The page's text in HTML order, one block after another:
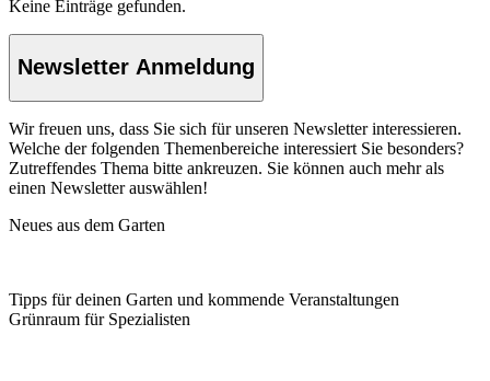
Keine Einträge gefunden.
Newsletter Anmeldung
Wir freuen uns, dass Sie sich für unseren Newsletter interessieren.
Welche der folgenden Themenbereiche interessiert Sie besonders?
Zutreffendes Thema bitte ankreuzen. Sie können auch mehr als
einen Newsletter auswählen!
Neues aus dem Garten
Tipps für deinen Garten und kommende Veranstaltungen
Grünraum für Spezialisten